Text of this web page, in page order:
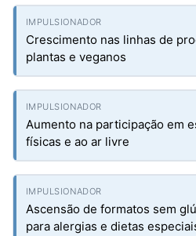
Crescimento nas linhas de
plantas e veganos
Aumento na participação em
físicas e ao ar livre
Ascensão de formatos sem
para alergias e dietas